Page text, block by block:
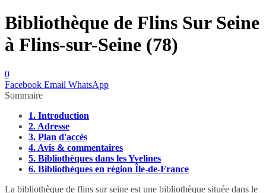
Bibliothèque de Flins Sur Seine
à Flins-sur-Seine (78)
0
Facebook Email WhatsApp
Sommaire
1. Introduction
2. Adresse
3. Plan d'accès
4. Avis & commentaires
5. Bibliothèques dans les Yvelines
6. Bibliothèques en région Île-de-France
La bibliothèque de flins sur seine est une bibliothèque située dans le